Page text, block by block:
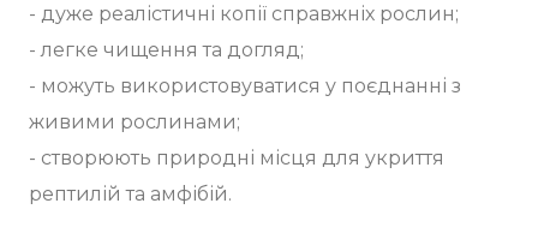
- дуже реалістичні копії справжніх рослин;
- легке чищення та догляд;
- можуть використовуватися у поєднанні з
живими рослинами;
- створюють природні місця для укриття
рептилій та амфібій.